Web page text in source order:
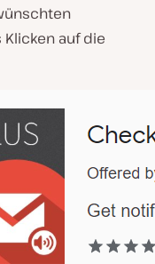
auf die